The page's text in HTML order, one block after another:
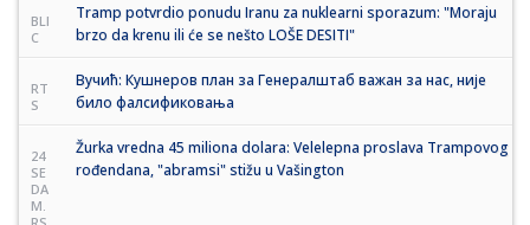
BLI
C
Tramp potvrdio ponudu Iranu za nuklearni sporazum: "Moraju
brzo da krenu ili će se nešto LOŠE DESITI"
RT
S
Вучић: Кушнеров план за Генералштаб важан за нас, није
било фалсификовања
24
SE
DA
M.
Žurka vredna 45 miliona dolara: Velelepna proslava Trampovog
rođendana, "abramsi" stižu u Vašington